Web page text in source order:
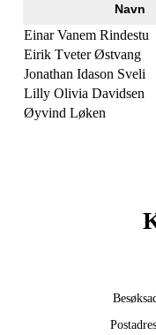
Navn
Einar Vanem Rindestu
Eirik Tveter Østvang
Jonathan Idason Sveli
Lilly Olivia Davidsen
Øyvind Løken